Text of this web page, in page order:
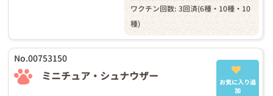
ワクチン回数: 3回済(6種・10種・10
種)
No.00753150
ミニチュア・シュナウザー
お気に入り追
加